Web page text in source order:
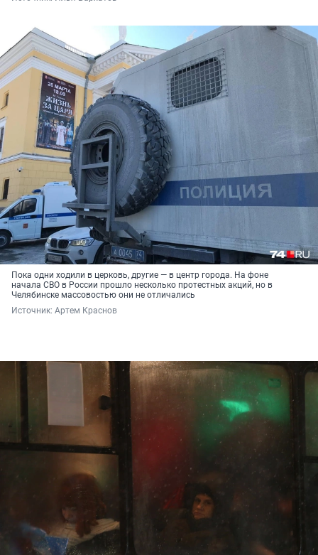
Пока одни ходили в церковь, другие — в центр города. На фоне
начала СВО в России прошло несколько протестных акций, но в
Челябинске массовостью они не отличались
Источник: Артем Краснов